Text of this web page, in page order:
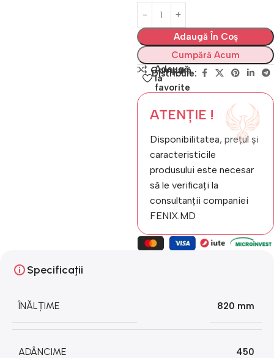
Adaugă În Coș
Cumpără Acum
Compară
Adaugă
la
favorite
Distribuie:
ATENȚIE !
Disponibilitatea, prețul și
caracteristicile
produsului este necesar
să le verificați la
consultanții companiei
FENIX.MD
Specificații
ÎNĂLȚIME 820 mm
ADÂNCIME 450